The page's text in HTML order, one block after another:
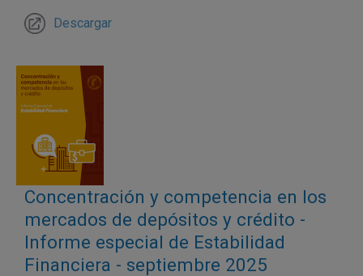
Descargar
Concentración y competencia en los
mercados de depósitos y crédito -
Informe especial de Estabilidad
Financiera - septiembre 2025